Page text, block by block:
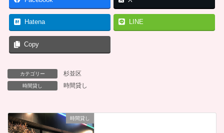
Hatena LINE
Copy
カテゴリー 杉並区
時間貸し 時間貸し
時間貸し